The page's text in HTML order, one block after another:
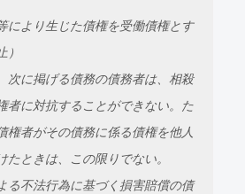
により生じた債権を受働債権とす
に掲げる債務の債務者は、相殺
者に対抗することができない。た
権者がその債務に係る債権を他人
たときは、この限りでない。
る不法行為に基づく損害賠償の債